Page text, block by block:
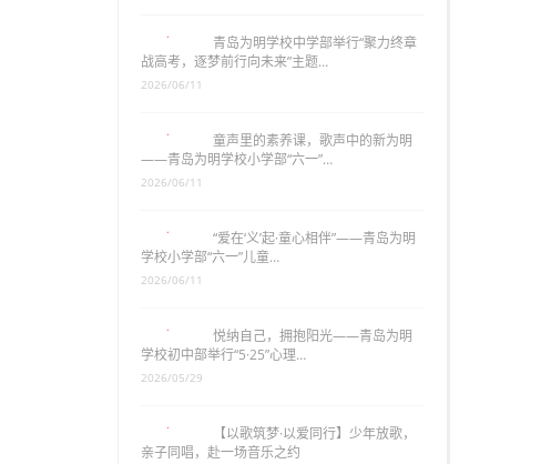
青岛为明学校中学部举行“聚力终章
战高考，逐梦前行向未来”主题…
2026/06/11
童声里的素养课，歌声中的新为明
——青岛为明学校小学部“六一”…
2026/06/11
“爱在‘义’起·童心相伴”——青岛为明
学校小学部“六一”儿童…
2026/06/11
悦纳自己，拥抱阳光——青岛为明
学校初中部举行“5·25”心理…
2026/05/29
【以歌筑梦·以爱同行】少年放歌，
亲子同唱，赴一场音乐之约